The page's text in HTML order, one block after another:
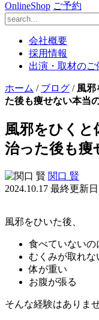
OnlineShop ご予約
会社概要
採用情報
出演・取材の
ホーム / ブログ / 風邪
た後も痩せない本当
風邪をひくと
治った後も痩
関口 賢
2024.10.17 最終更新日
風邪をひいた後、
食べていないの
むくみが取れな
体が重い
お腹が張る
そんな経験はありま